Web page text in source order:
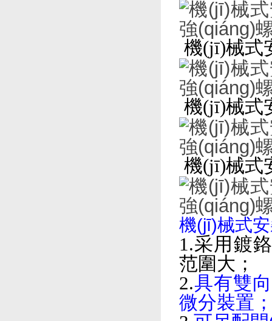
機(jī)械式
機(jī)械式
機(jī)械式
機(jī)械式
1.采用鍍鉻
范圍大；
2.具有雙
微分裝置